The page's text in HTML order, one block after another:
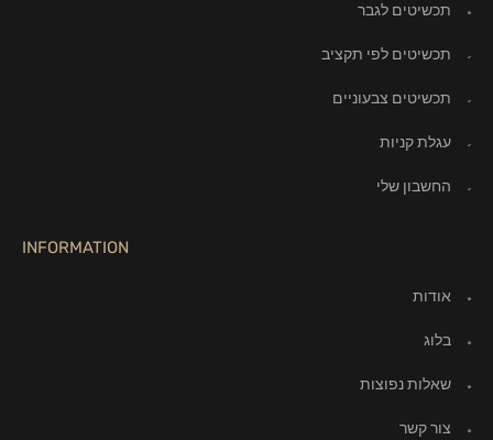
תכשיטים לגבר
תכשיטים לפי תקציב
תכשיטים צבעוניים
עגלת קניות
החשבון שלי
INFORMATION
אודות
בלוג
שאלות נפוצות
צור קשר